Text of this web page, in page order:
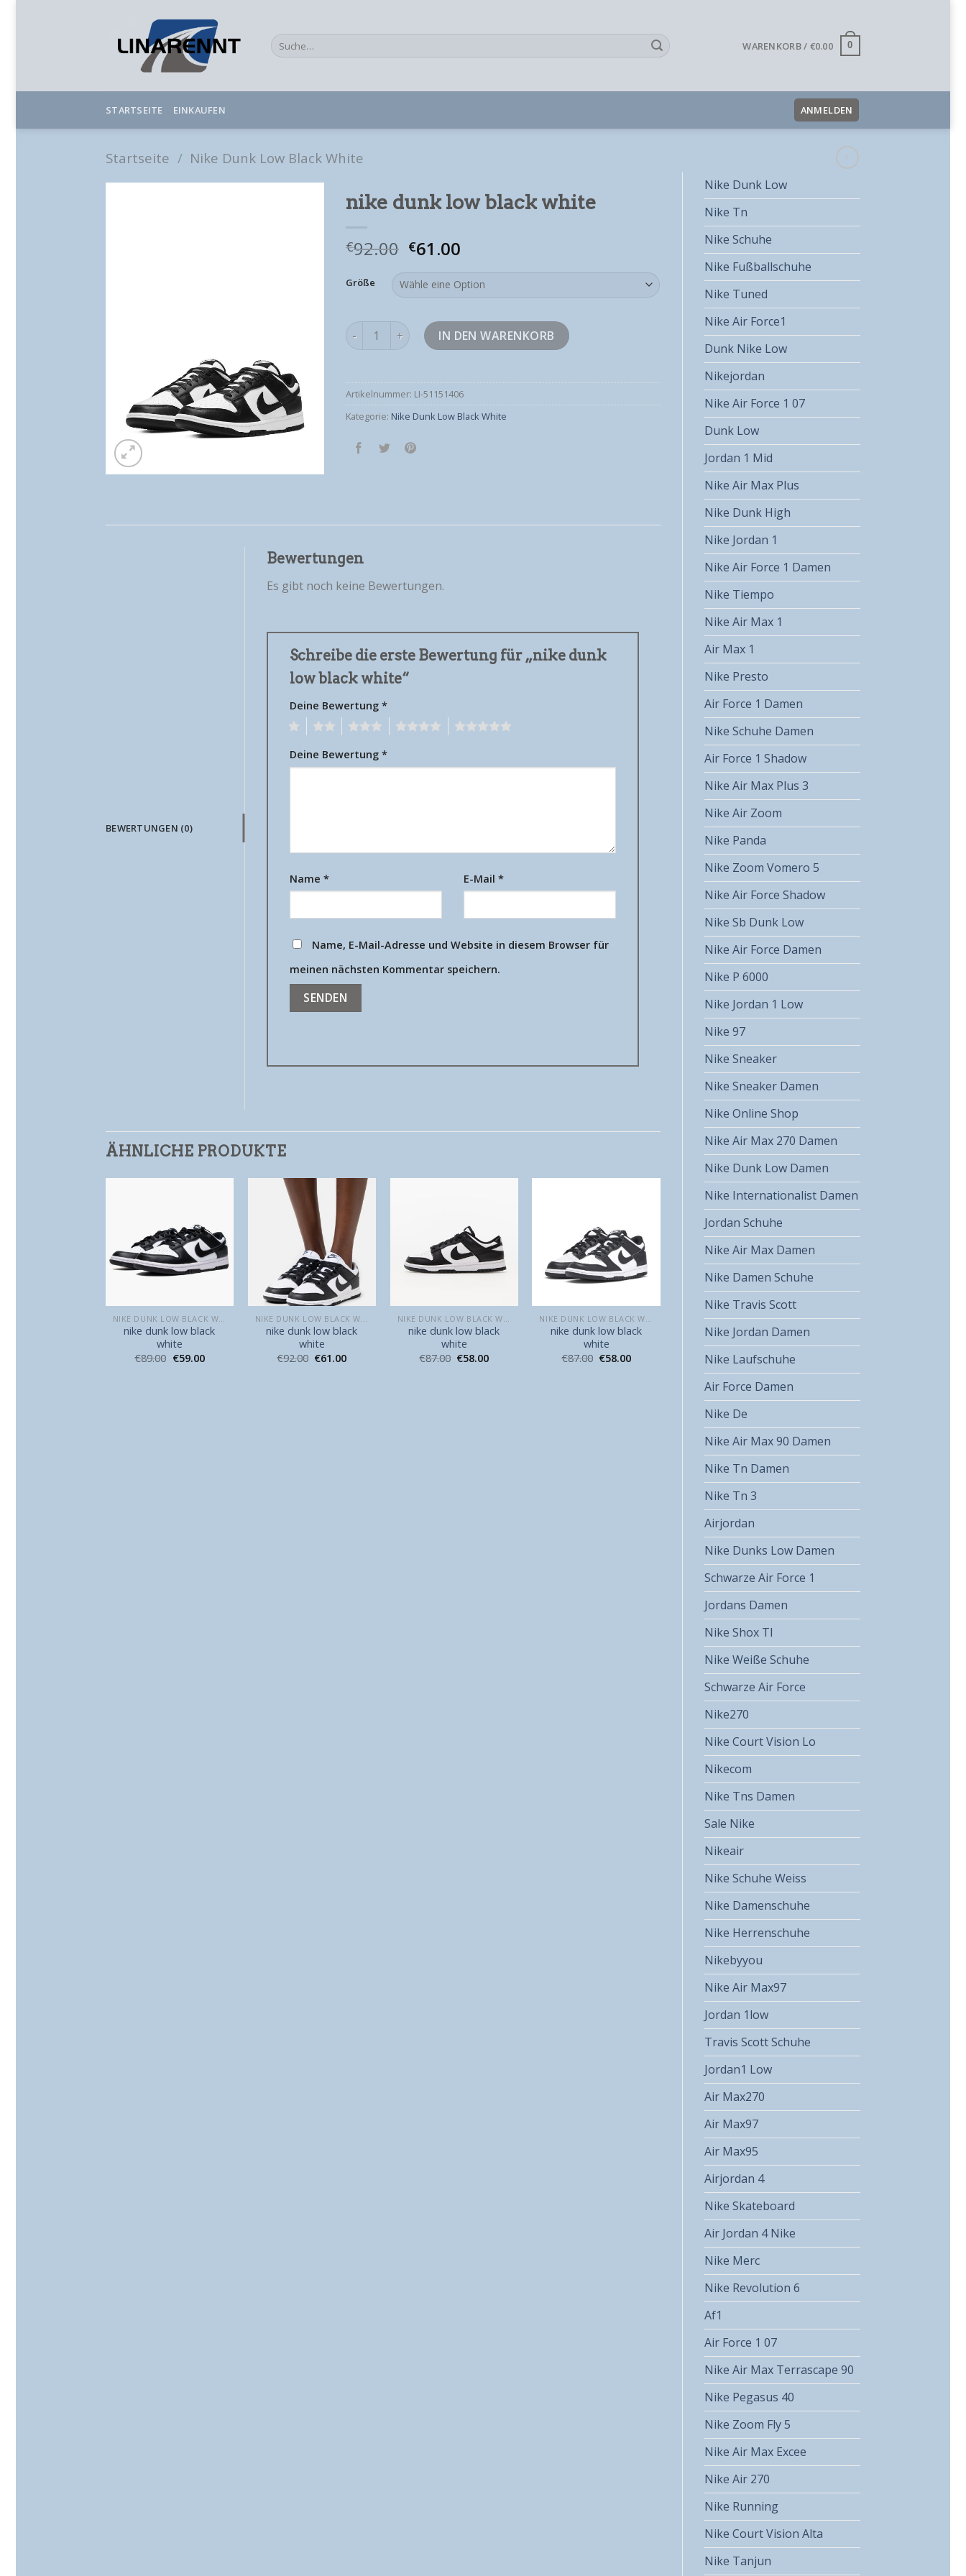
Suche
nach:
WARENKORB / €0.00 0
STARTSEITE EINKAUFEN ANMELDEN
Startseite / Nike Dunk Low Black White
Nike Dunk Low
Nike Tn
Nike Schuhe
Nike Fußballschuhe
Nike Tuned
Nike Air Force1
Dunk Nike Low
Nikejordan
Nike Air Force 1 07
Dunk Low
Jordan 1 Mid
Nike Air Max Plus
Nike Dunk High
Nike Jordan 1
Nike Air Force 1 Damen
Nike Tiempo
Nike Air Max 1
Air Max 1
Nike Presto
Air Force 1 Damen
Nike Schuhe Damen
Air Force 1 Shadow
Nike Air Max Plus 3
Nike Air Zoom
Nike Panda
Nike Zoom Vomero 5
Nike Air Force Shadow
Nike Sb Dunk Low
Nike Air Force Damen
Nike P 6000
Nike Jordan 1 Low
Nike 97
Nike Sneaker
Nike Sneaker Damen
Nike Online Shop
Nike Air Max 270 Damen
Nike Dunk Low Damen
Nike Internationalist Damen
Jordan Schuhe
Nike Air Max Damen
Nike Damen Schuhe
Nike Travis Scott
Nike Jordan Damen
Nike Laufschuhe
Air Force Damen
Nike De
Nike Air Max 90 Damen
Nike Tn Damen
Nike Tn 3
Airjordan
Nike Dunks Low Damen
Schwarze Air Force 1
Jordans Damen
Nike Shox Tl
Nike Weiße Schuhe
Schwarze Air Force
Nike270
Nike Court Vision Lo
Nikecom
Nike Tns Damen
Sale Nike
Nikeair
Nike Schuhe Weiss
Nike Damenschuhe
Nike Herrenschuhe
Nikebyyou
Nike Air Max97
Jordan 1low
Travis Scott Schuhe
Jordan1 Low
Air Max270
Air Max97
Air Max95
Airjordan 4
Nike Skateboard
Air Jordan 4 Nike
Nike Merc
Nike Revolution 6
Af1
Air Force 1 07
Nike Air Max Terrascape 90
Nike Pegasus 40
Nike Zoom Fly 5
Nike Air Max Excee
Nike Air 270
Nike Running
Nike Court Vision Alta
Nike Tanjun
nike dunk low black white
€92.00 €61.00
Größe
nike dunk low black white Menge
IN DEN WARENKORB
Artikelnummer: LI-51151406
Kategorie: Nike Dunk Low Black White
BEWERTUNGEN (0)
Bewertungen
Es gibt noch keine Bewertungen.
Schreibe die erste Bewertung für „nike dunk
low black white“
Deine Bewertung *
Deine Bewertung *
Name * E-Mail *
Name, E-Mail-Adresse und Website in diesem Browser für
meinen nächsten Kommentar speichern.
ÄHNLICHE PRODUKTE
nike dunk low black
white
€89.00 €59.00
nike dunk low black
white
€92.00 €61.00
nike dunk low black
white
€87.00 €58.00
nike dunk low black
white
€87.00 €58.00